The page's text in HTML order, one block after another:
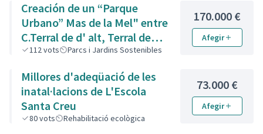
Creación de un “Parque
Urbano” Mas de la Mel" entre
C.Terral de d' alt, Terral de
Baix i de l' Est.
112vots Parcs i Jardins Sostenibles
170.000 €
Afegir
Millores d'adeqüació de les
inatal·lacions de L'Escola
Santa Creu
80vots Rehabilitació ecològica
73.000 €
Afegir